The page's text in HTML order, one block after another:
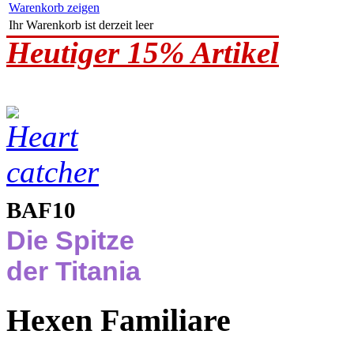
Warenkorb zeigen
Ihr Warenkorb ist derzeit leer
Heutiger 15% Artikel
BAF10
Die Spitze
der Titania
Hexen Familiare